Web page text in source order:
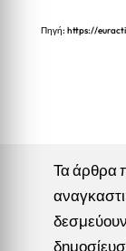
Πηγή: https://
Τα άρθρα